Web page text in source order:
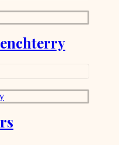
product
has
options
that
on